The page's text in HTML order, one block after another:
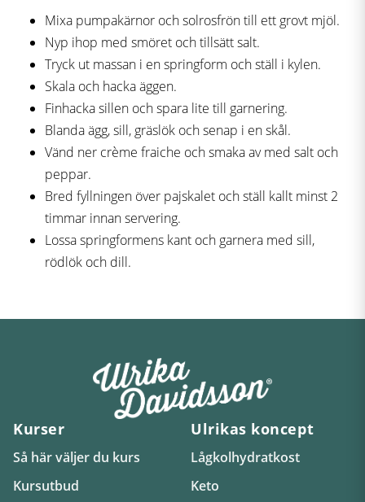
Mixa pumpakärnor och solrosfrön till ett grovt mjöl.
Nyp ihop med smöret och tillsätt salt.
Tryck ut massan i en springform och ställ i kylen.
Skala och hacka äggen.
Finhacka sillen och spara lite till garnering.
Blanda ägg, sill, gräslök och senap i en skål.
Vänd ner crème fraiche och smaka av med salt och
peppar.
Bred fyllningen över pajskalet och ställ kallt minst 2
timmar innan servering.
Lossa springformens kant och garnera med sill,
rödlök och dill.
Kurser
Så här väljer du kurs
Kursutbud
Ulrikas koncept
Lågkolhydratkost
Keto